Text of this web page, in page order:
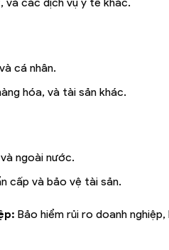
cá nhân.
hóa, và tài sản khác.
ngoài nước.
cấp và bảo vệ tài sản.
Bảo hiểm rủi ro doanh